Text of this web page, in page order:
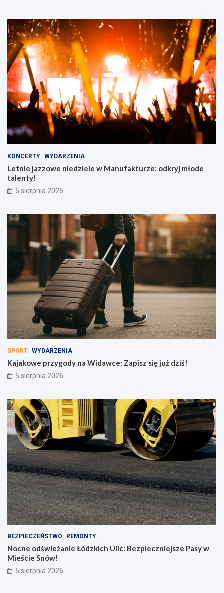
KONCERTY WYDARZENIA
Letnie jazzowe niedziele w Manufakturze: odkryj młode
talenty!
5 sierpnia 2026
SPORT WYDARZENIA
Kajakowe przygody na Widawce: Zapisz się już dziś!
5 sierpnia 2026
BEZPIECZEŃSTWO REMONTY
Nocne odświeżanie Łódzkich Ulic: Bezpieczniejsze Pasy w
Mieście Snów!
5 sierpnia 2026